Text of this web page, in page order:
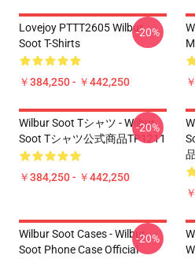
Lovejoy PTTT2605 Wilbur
Soot T-Shirts
￥384,250 - ￥442,250
-20%
Wilbur Soot Tシャツ - Wilbur
Soot Tシャツ公式商品TP1211
￥384,250 - ￥442,250
-20%
Wilbur Soot Cases - Wilbur
Soot Phone Case Official
-20%